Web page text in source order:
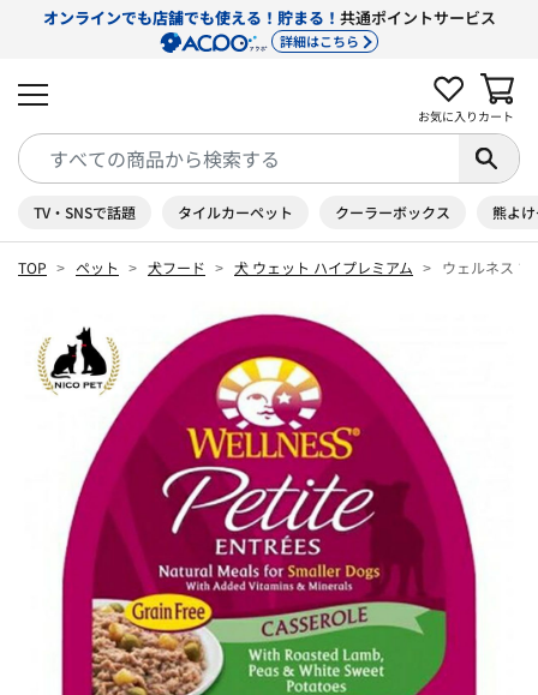
オンラインでも店舗でも使える！貯まる！ 共通ポイントサービス
詳細はこちら
お気に入り カート
TV・SNSで話題 タイルカーペット クーラーボックス 熊よ
TOP ペット 犬フード 犬 ウェット ハイプレミアム ウェルネス